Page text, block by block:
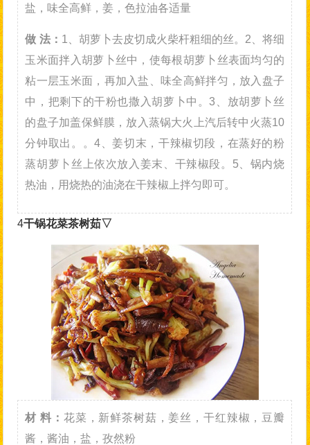
盐，味全高鲜，姜，色拉油各适量
做 法： 1、胡萝卜去皮切成火柴杆粗细的丝。2、将细
玉米面拌入胡萝卜丝中，使每根胡萝卜丝表面均匀的
粘一层玉米面，再加入盐、味全高鲜拌匀，放入盘子
中，把剩下的干粉也撒入胡萝卜中。3、放胡萝卜丝
的盘子加盖保鲜膜，放入蒸锅大火上汽后转中火蒸10
分钟取出。。4、姜切末，干辣椒切段，在蒸好的粉
蒸胡萝卜丝上依次放入姜末、干辣椒段。5、锅内烧
热油，用烧热的油浇在干辣椒上拌匀即可。
4干锅花菜茶树茹▽
材 料： 花菜，新鲜茶树菇，姜丝，干红辣椒，豆瓣
酱，酱油，盐，孜然粉